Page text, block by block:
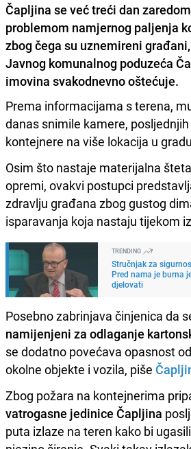
Čapljina se već treći dan
problemom namjernog paljenja
zbog čega su uznemireni
Javnog komunalnog poduzeća
imovina svakodnevno oštećuje.
Prema informacijama s terena,
danas snimile kamere,
kontejnere na više lokacija u
Osim što nastaje materijalna
opremi, ovakvi postupci
zdravlju građana zbog gustog
isparavanja koja nastaju tijekom
TRENDING
Stručnjak za
Pred nama je burna
djelovati
Posebno zabrinjava činjenica da
namijenjeni za odlaganje
se dodatno povećava opasnost
okolne objekte i vozila, piše
Zbog požara na kontejnerima
vatrogasne jedinice Čapljina
puta izlaze na teren kako bi